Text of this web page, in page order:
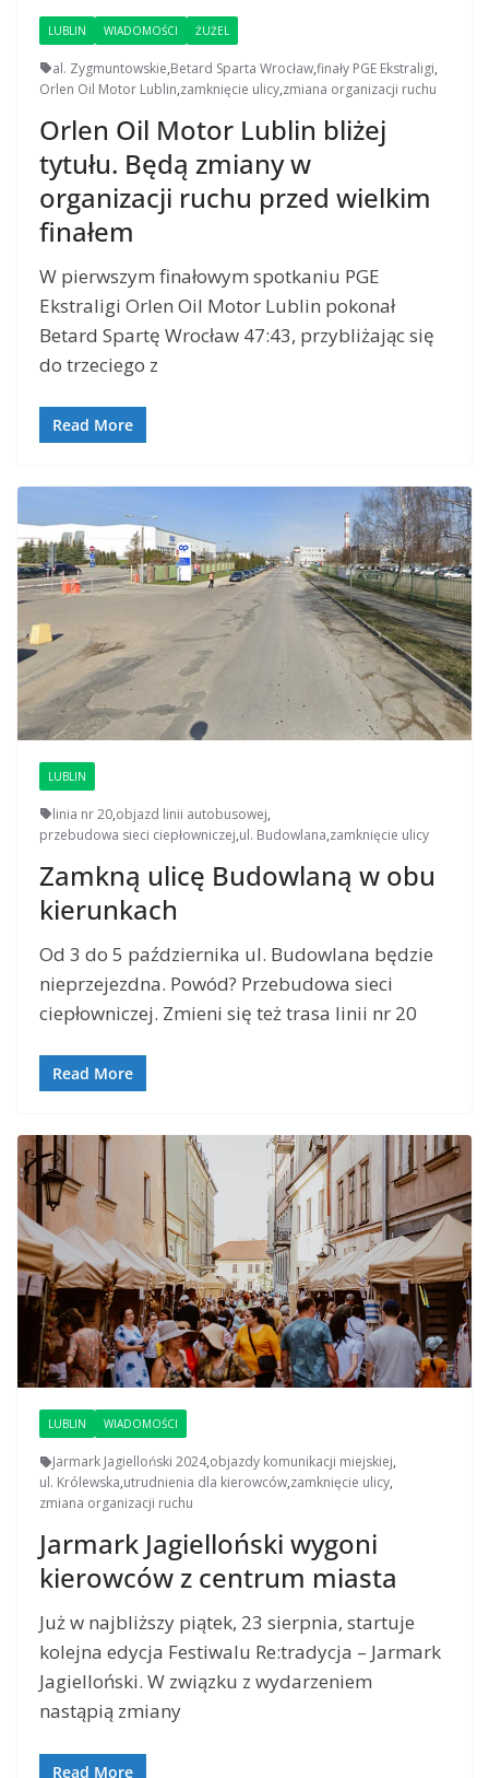
LUBLIN WIADOMOŚCI ŻUŻEL
al. Zygmuntowskie,Betard Sparta Wrocław,finały PGE Ekstraligi,
Orlen Oil Motor Lublin,zamknięcie ulicy,zmiana organizacji ruchu
Orlen Oil Motor Lublin bliżej
tytułu. Będą zmiany w
organizacji ruchu przed wielkim
finałem
W pierwszym finałowym spotkaniu PGE
Ekstraligi Orlen Oil Motor Lublin pokonał
Betard Spartę Wrocław 47:43, przybliżając się
do trzeciego z
Read More
LUBLIN
linia nr 20,objazd linii autobusowej,
przebudowa sieci ciepłowniczej,ul. Budowlana,zamknięcie ulicy
Zamkną ulicę Budowlaną w obu
kierunkach
Od 3 do 5 października ul. Budowlana będzie
nieprzejezdna. Powód? Przebudowa sieci
ciepłowniczej. Zmieni się też trasa linii nr 20
Read More
LUBLIN WIADOMOŚCI
Jarmark Jagielloński 2024,objazdy komunikacji miejskiej,
ul. Królewska,utrudnienia dla kierowców,zamknięcie ulicy,
zmiana organizacji ruchu
Jarmark Jagielloński wygoni
kierowców z centrum miasta
Już w najbliższy piątek, 23 sierpnia, startuje
kolejna edycja Festiwalu Re:tradycja – Jarmark
Jagielloński. W związku z wydarzeniem
nastąpią zmiany
Read More